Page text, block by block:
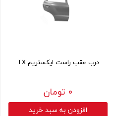
درب عقب راست ایکستریم TX
۰ تومان
افزودن به سبد خرید